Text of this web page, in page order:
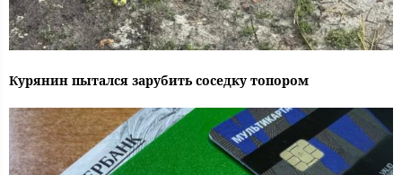
Курянин пытался зарубить соседку топором